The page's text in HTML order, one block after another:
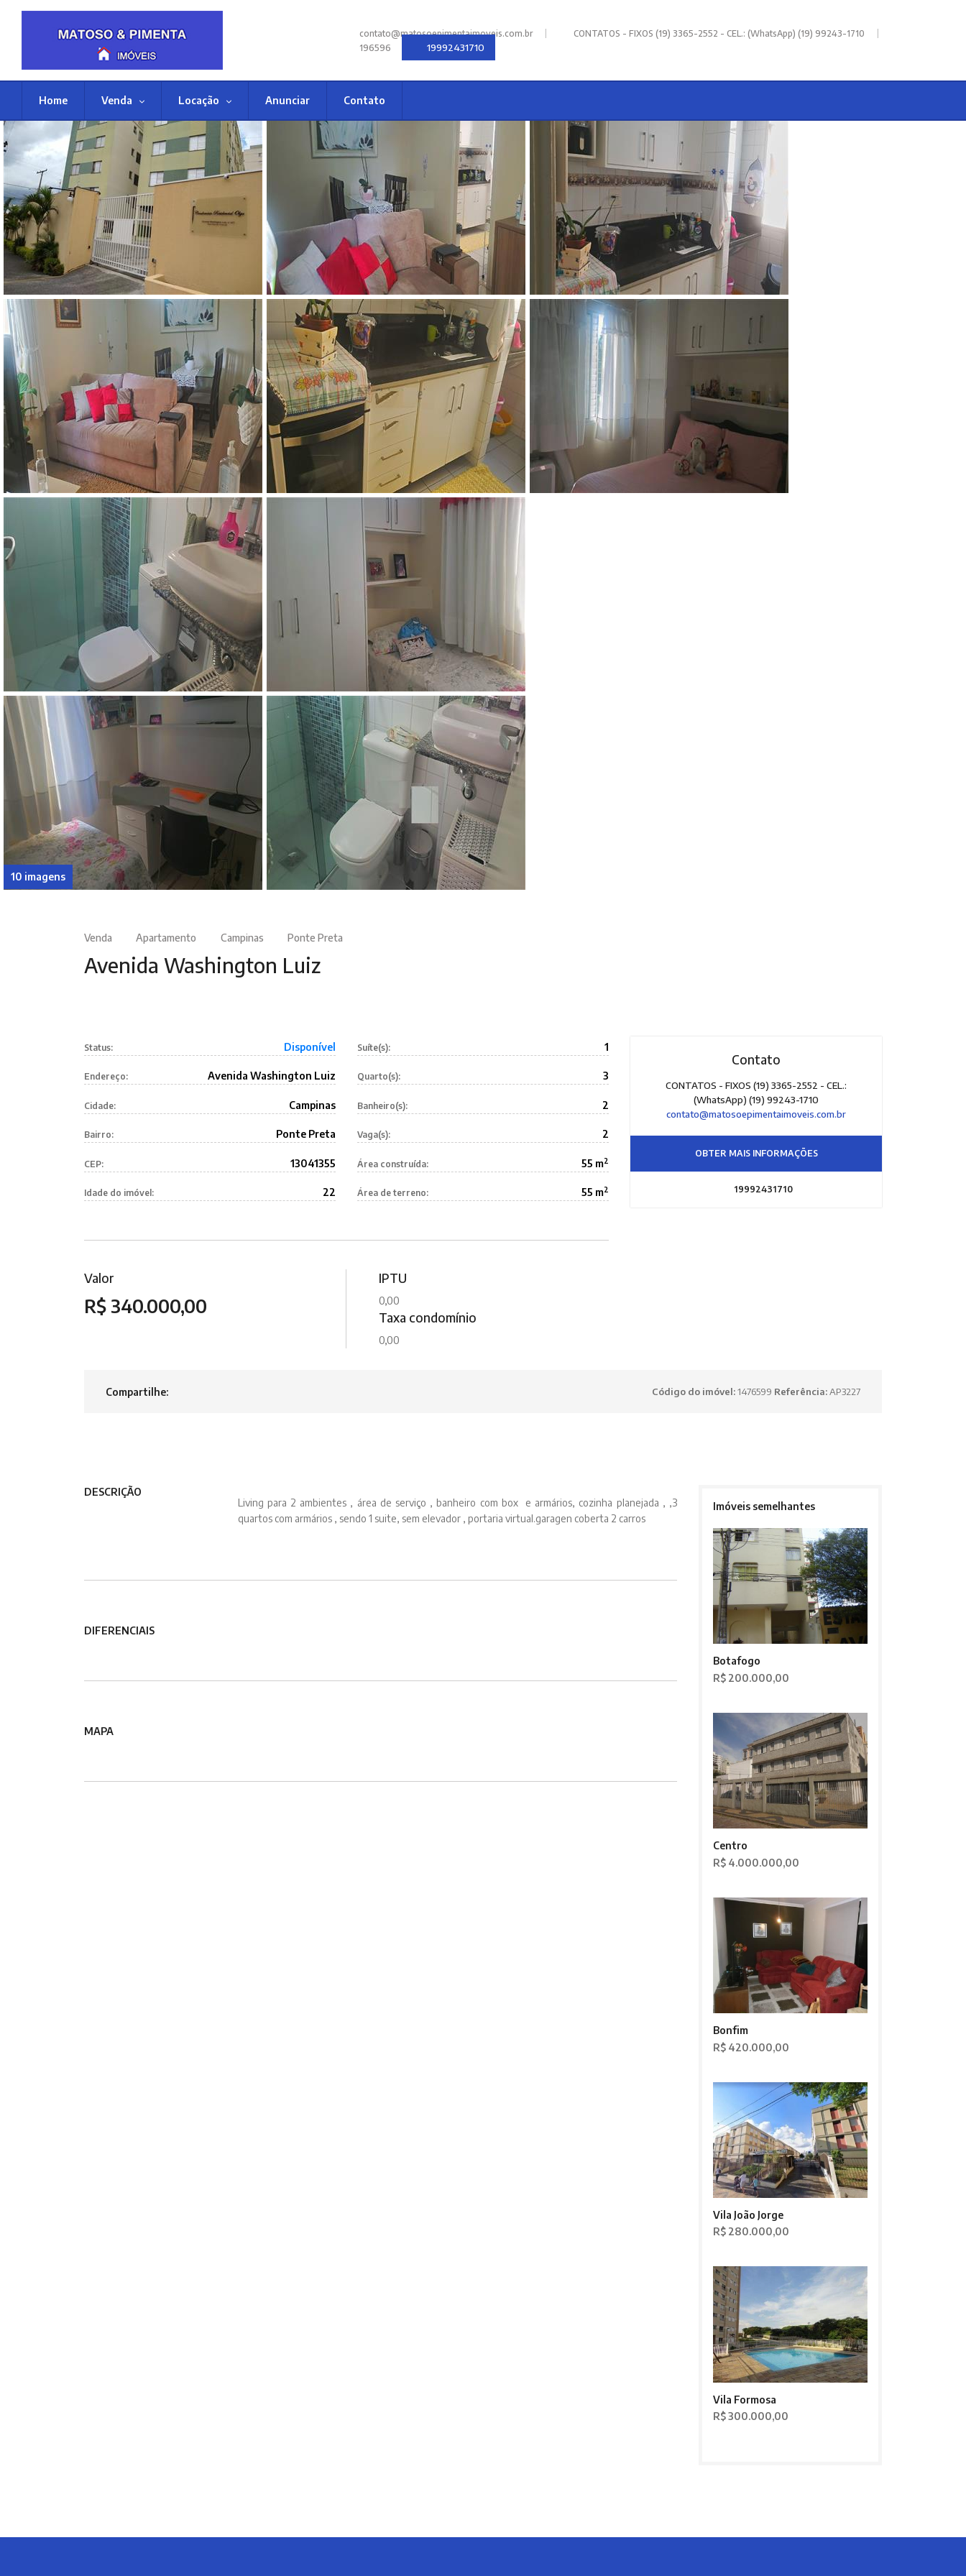
contato@matosoepimentaimoveis.com.br | CONTATOS - FIXOS (19) 3365-2552 - CEL.: (WhatsApp) (19) 99243-1710 |
196596 19992431710
Home Venda Locação Anunciar Contato
10 imagens
Venda Apartamento Campinas Ponte Preta
Avenida Washington Luiz
Status: Disponível
Endereço: Avenida Washington Luiz
Cidade: Campinas
Bairro: Ponte Preta
CEP: 13041355
Idade do imóvel: 22
Suíte(s): 1
Quarto(s): 3
Banheiro(s): 2
Vaga(s): 2
Área construída: 55 m2
Área de terreno: 55 m2
Valor
R$ 340.000,00
IPTU
0,00
Taxa condomínio
0,00
Contato
CONTATOS - FIXOS (19) 3365-2552 - CEL.:
(WhatsApp) (19) 99243-1710
contato@matosoepimentaimoveis.com.br
OBTER MAIS INFORMAÇÕES
19992431710
Compartilhe: Código do imóvel:1476599 Referência:AP3227
DESCRIÇÃO
Living para 2 ambientes , área de serviço , banheiro com box e armários, cozinha planejada , ,3
quartos com armários , sendo 1 suite, sem elevador , portaria virtual.garagen coberta 2 carros
DIFERENCIAIS
MAPA
Imóveis semelhantes
Botafogo
R$ 200.000,00
Centro
R$ 4.000.000,00
Bonfim
R$ 420.000,00
Vila João Jorge
R$ 280.000,00
Vila Formosa
R$ 300.000,00